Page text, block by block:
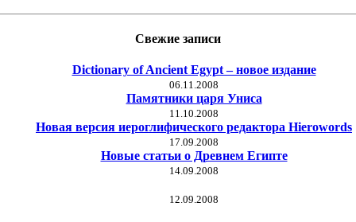
Свежие записи
Dictionary of Ancient Egypt – новое издание
06.11.2008
Памятники царя Униса
11.10.2008
Новая версия иероглифического редактора Hierowords
17.09.2008
Новые статьи о Древнем Египте
14.09.2008
12.09.2008